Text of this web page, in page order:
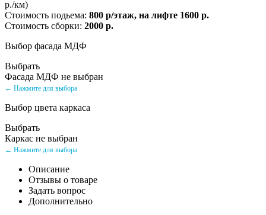
р./км)
Стоимость подьема: 800 р/этаж, на лифте 1600 р.
Стоимость сборки: 2000 р.
Выбор фасада МДФ
Выбрать
Фасада МДФ не выбран
← Нажмите для выбора
Выбор цвета каркаса
Выбрать
Каркас не выбран
← Нажмите для выбора
Описание
Отзывы о товаре
Задать вопрос
Дополнительно